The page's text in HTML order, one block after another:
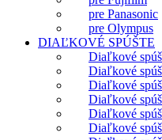
pre Panasonic
pre Olympus
DIAĽKOVÉ SPÚŠTE
Diaľkové
Diaľkové
Diaľkové
Diaľkové
Diaľkové
Diaľkové